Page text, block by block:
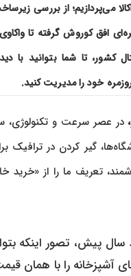
می‌پردازیم؛ از بررسی
افق کوروش گرفته تا واکاوی
کشور، تا شما بتوانید با
خود را مدیریت کنید.
در عصر سرعت و تکنولوژی،
گیر کردن در ترافیک
تعریف ما را از «خرید
پیش، تصور اینکه
آشپزخانه را با همان